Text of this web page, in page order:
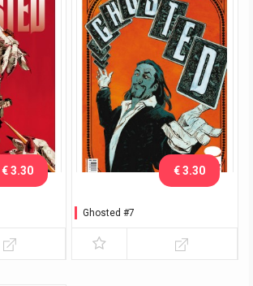
€ 3.30
Ghosted #7
€ 3.30